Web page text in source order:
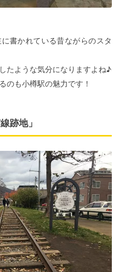
書かれている昔ながらのスタ
たような気分になりますよね♪
のも小樽駅の魅力です！
跡地」